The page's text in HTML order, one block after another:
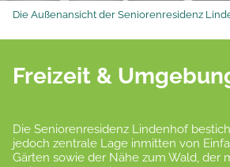
Freizeit &
Die Seniorenresidenz Lindenhof
jedoch zentrale Lage inmitten von
Gärten sowie der Nähe zum Wald, der
Die Außenansicht der Seniorenresidenz